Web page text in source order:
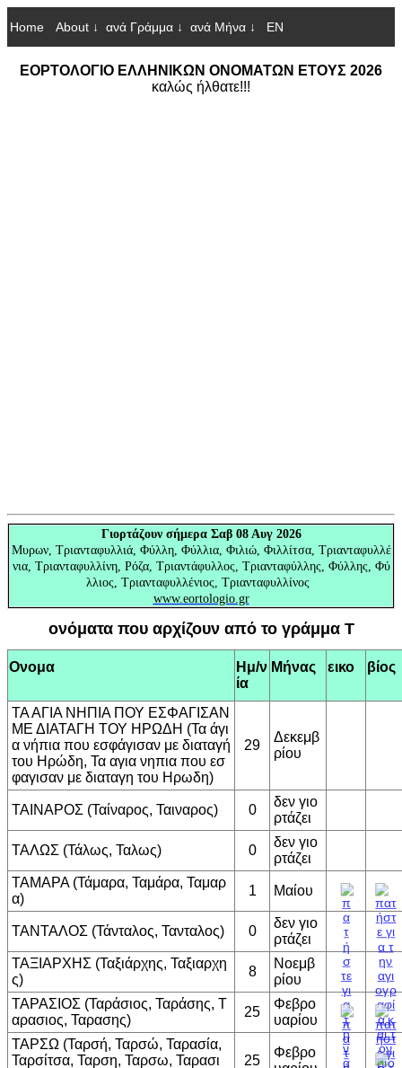
Home About ↓ ανά Γράμμα ↓ ανά Μήνα ↓ EN
ΕΟΡΤΟΛΟΓΙΟ ΕΛΛΗΝΙΚΩΝ ΟΝΟΜΑΤΩΝ ΕΤΟΥΣ 2026
καλώς ήλθατε!!!
Γιορτάζουν σήμερα Σαβ 08 Αυγ 2026
Μυρων, Τριανταφυλλιά, Φύλλη, Φύλλια, Φιλιώ, Φιλλίτσα, Τριανταφυλλέ
νια, Τριανταφυλλίνη, Ρόζα, Τριαντάφυλλος, Τριανταφύλλης, Φύλλης, Φύ
λλιος, Τριανταφυλλένιος, Τριανταφυλλίνος
www.eortologio.gr
ονόματα που αρχίζουν από το γράμμα Τ
Ονομα
Ημ/ν
ία
Μήνας εικο βίος
ΤΑ ΑΓΙΑ ΝΗΠΙΑ ΠΟΥ ΕΣΦΑΓΙΣΑΝ
ΜΕ ΔΙΑΤΑΓΗ ΤΟΥ ΗΡΩΔΗ (Τα άγι
α νήπια που εσφάγισαν με διαταγή
του Ηρώδη, Τα αγια νηπια που εσ
φαγισαν με διαταγη του Ηρωδη)
29
Δεκεμβ
ρίου
ΤΑΙΝΑΡΟΣ (Ταίναρος, Ταιναρος) 0
δεν γιο
ρτάζει
ΤΑΛΩΣ (Τάλως, Ταλως) 0
δεν γιο
ρτάζει
ΤΑΜΑΡΑ (Τάμαρα, Ταμάρα, Ταμαρ
α)
1 Μαίου
ΤΑΝΤΑΛΟΣ (Τάνταλος, Τανταλος) 0
δεν γιο
ρτάζει
ΤΑΞΙΑΡΧΗΣ (Ταξιάρχης, Ταξιαρχη
ς)
8
Νοεμβ
ρίου
ΤΑΡΑΣΙΟΣ (Ταράσιος, Ταράσης, Τ
αρασιος, Ταρασης)
25
Φεβρο
υαρίου
ΤΑΡΣΩ (Ταρσή, Ταρσώ, Ταρασία,
Ταρσίτσα, Ταρση, Ταρσω, Ταρασι
25
Φεβρο